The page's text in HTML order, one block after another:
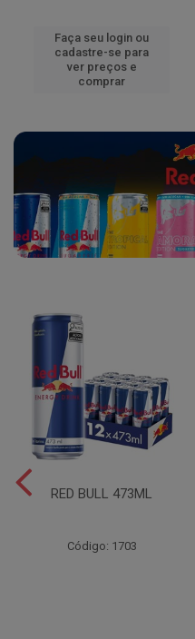
Faça seu login ou
cadastre-se para
ver preços e
comprar
RED BULL 473ML
Código: 1703